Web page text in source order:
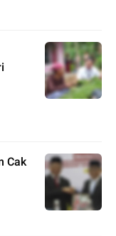
Cak